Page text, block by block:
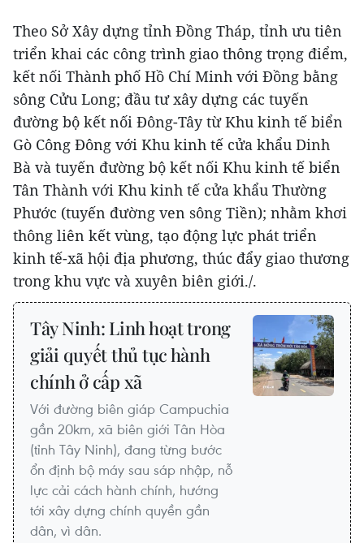
Theo Sở Xây dựng tỉnh Đồng Tháp, tỉnh ưu tiên
triển khai các công trình giao thông trọng điểm,
kết nối Thành phố Hồ Chí Minh với Đồng bằng
sông Cửu Long; đầu tư xây dựng các tuyến
đường bộ kết nối Đông-Tây từ Khu kinh tế biển
Gò Công Đông với Khu kinh tế cửa khẩu Dinh
Bà và tuyến đường bộ kết nối Khu kinh tế biển
Tân Thành với Khu kinh tế cửa khẩu Thường
Phước (tuyến đường ven sông Tiền); nhằm khơi
thông liên kết vùng, tạo động lực phát triển
kinh tế-xã hội địa phương, thúc đẩy giao thương
trong khu vực và xuyên biên giới./.
Tây Ninh: Linh hoạt trong
giải quyết thủ tục hành
chính ở cấp xã
Với đường biên giáp Campuchia
gần 20km, xã biên giới Tân Hòa
(tỉnh Tây Ninh), đang từng bước
ổn định bộ máy sau sáp nhập, nỗ
lực cải cách hành chính, hướng
tới xây dựng chính quyền gần
dân, vì dân.